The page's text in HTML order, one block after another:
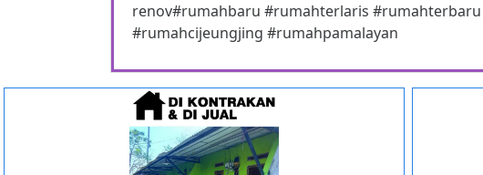
renov#rumahbaru #rumahterlaris
#rumahcijeungjing #rumahpamalayan